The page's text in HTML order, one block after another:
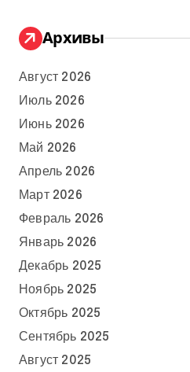
Архивы
Август 2026
Июль 2026
Июнь 2026
Май 2026
Апрель 2026
Март 2026
Февраль 2026
Январь 2026
Декабрь 2025
Ноябрь 2025
Октябрь 2025
Сентябрь 2025
Август 2025